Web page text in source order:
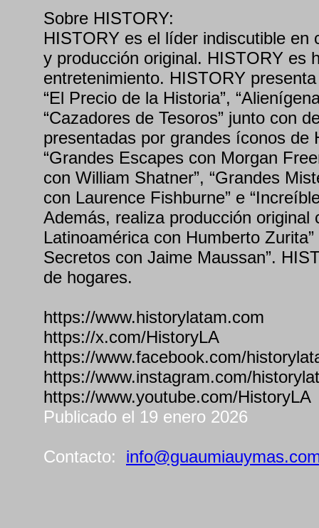
Sobre HISTORY:
HISTORY es el líder indiscutible en
y producción original. HISTORY es
entretenimiento. HISTORY
“El Precio de la Historia”,
“Cazadores de Tesoros” junto con
presentadas por grandes íconos de
“Grandes Escapes con Morgan
con William Shatner”, “Grandes
con Laurence Fishburne” e
Además, realiza producción original
Latinoamérica con Humberto
Secretos con Jaime Maussan”.
de hogares.
https://www.historylatam.com
https://x.com/HistoryLA
https://www.facebook.com/
https://www.instagram.com/
https://www.youtube.com/HistoryLA
Publicado el 19 enero 2026
Contacto: